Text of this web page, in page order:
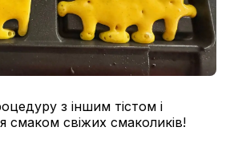
з іншим тістом і
смаком свіжих смаколиків!